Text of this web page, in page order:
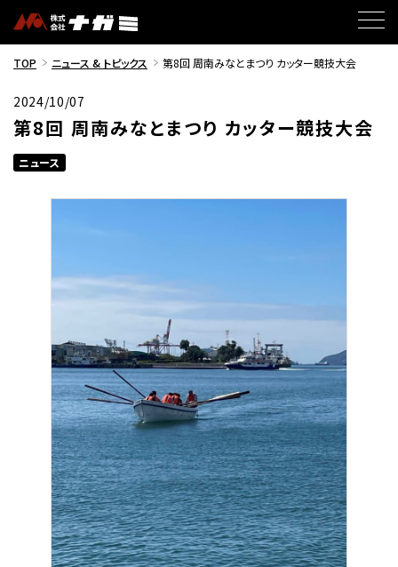
TOP ニュース & トピックス 第8回 周南みなとまつり カッター競技大会
2024/10/07
第8回 周南みなとまつり カッター競技大会
ニュース